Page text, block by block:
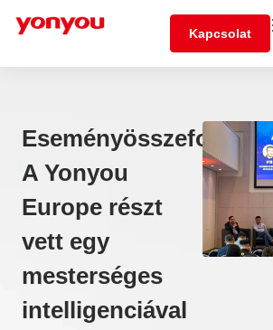
Kapcsolat
Eseményösszefoglaló:
A Yonyou
Europe részt
vett egy
mesterséges
intelligenciával